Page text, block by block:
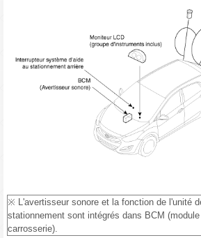
※ L'avertisseur sonore et la fonction de l'unité
stationnement sont intégrés dans BCM
carrosserie).